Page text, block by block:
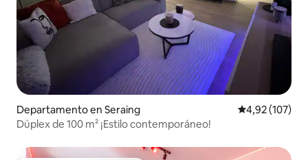
Departamento en Seraing Calificación
4,92 (107)
Dúplex de 100 m² ¡Estilo contemporáneo!